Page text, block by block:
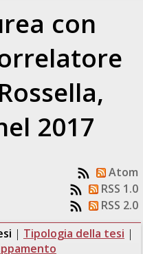
con
,
2017
Atom
RSS 1.0
RSS 2.0
| Tipologia della tesi |